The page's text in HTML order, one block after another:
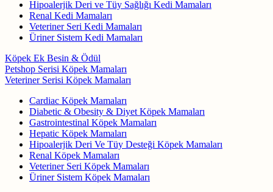
Hipoalerjik Deri ve Tüy Sağlığı Kedi Mamaları
Renal Kedi Mamaları
Veteriner Seri Kedi Mamaları
Üriner Sistem Kedi Mamaları
Köpek Ek Besin & Ödül
Petshop Serisi Köpek Mamaları
Veteriner Serisi Köpek Mamaları
Cardiac Köpek Mamaları
Diabetic & Obesity & Diyet Köpek Mamaları
Gastrointestinal Köpek Mamaları
Hepatic Köpek Mamaları
Hipoalerjik Deri Ve Tüy Desteği Köpek Mamaları
Renal Köpek Mamaları
Veteriner Seri Köpek Mamaları
Üriner Sistem Köpek Mamaları